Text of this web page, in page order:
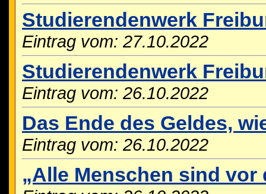
Studierendenwerk
Eintrag vom: 27.10.2022
Studierendenwerk
Eintrag vom: 26.10.2022
Das Ende des Geldes,
Eintrag vom: 26.10.2022
„Alle Menschen sind vor